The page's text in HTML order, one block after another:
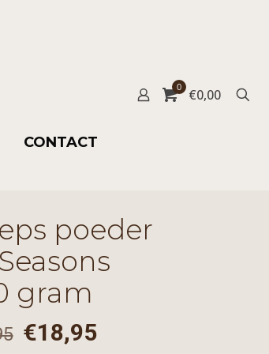
CONTACT
0 €0,00
poeder
gram
Oorspronkelijke
€18,95Huidige